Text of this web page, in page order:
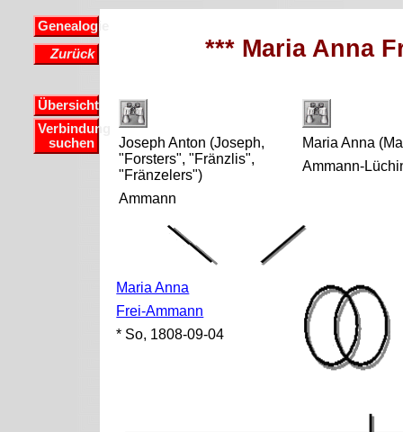
Genealogie
Zurück
Übersicht
Verbindung
suchen
*** Maria Anna
Joseph Anton (Joseph,
"Forsters", "Fränzlis",
"Fränzelers")
Ammann
Maria Anna
Ammann-
Maria Anna
Frei-Ammann
* So, 1808-09-04